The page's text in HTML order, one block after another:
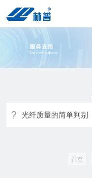
光纤质量的简单判别
首页